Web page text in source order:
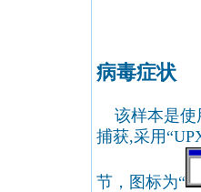
病毒症状
该样本是使
捕获,采用
节，图标为“